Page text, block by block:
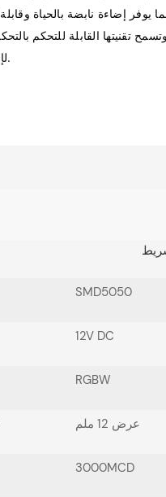
SMD5050
12V DC
RGBW
عرض 12 ملم
3000MCD